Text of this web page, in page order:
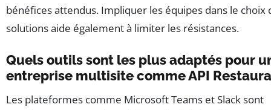
bénéfices attendus. Impliquer les équipes dans le choix
solutions aide également à limiter les résistances.
Quels outils sont les plus adaptés pour
entreprise multisite comme API
Les plateformes comme Microsoft Teams et Slack sont